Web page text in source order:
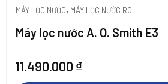
MÁY LỌC NƯỚC, MÁY LỌC NƯỚC RO
Máy lọc nước A. O. Smith E3
11.490.000 ₫